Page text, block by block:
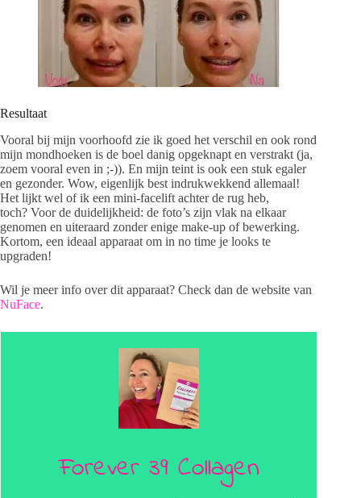
Resultaat
Vooral bij mijn voorhoofd zie ik goed het verschil en ook rond
mijn mondhoeken is de boel danig opgeknapt en verstrakt (ja,
zoem vooral even in ;-)). En mijn teint is ook een stuk egaler
en gezonder. Wow, eigenlijk best indrukwekkend allemaal!
Het lijkt wel of ik een mini-facelift achter de rug heb,
toch? Voor de duidelijkheid: de foto’s zijn vlak na elkaar
genomen en uiteraard zonder enige make-up of bewerking.
Kortom, een ideaal apparaat om in no time je looks te
upgraden!
Wil je meer info over dit apparaat? Check dan de website van
NuFace.
Forever 39 Collagen